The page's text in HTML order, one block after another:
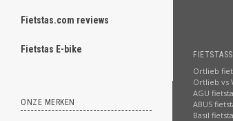
Fietstas.com reviews
Fietstas E-bike
ONZE MERKEN
Ortlieb
Ortlieb vs
AGU
ABUS
Basil